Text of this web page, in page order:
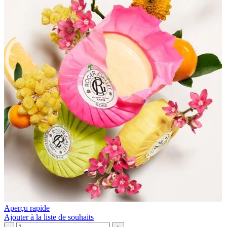
D'orange
30
ml)
Aperçu rapide
Ajouter à la liste de souhaits